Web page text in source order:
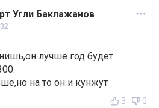
Угли Баклажанов
лучше год будет
на то он и кунжут
3 0